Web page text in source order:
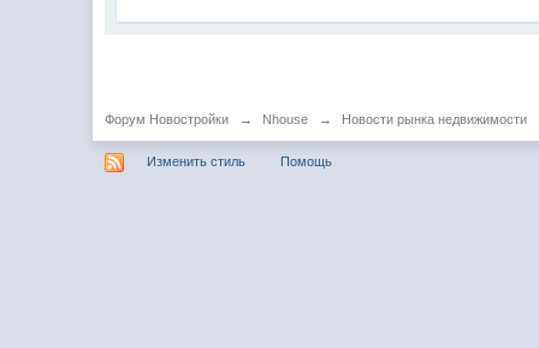
Форум Новостройки → Nhouse → Новости рынка недвижимости
Изменить стиль Помощь